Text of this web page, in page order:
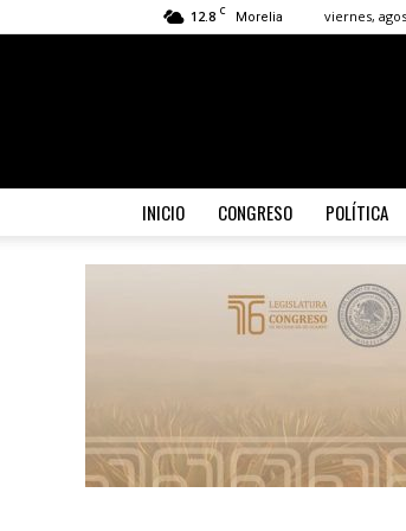
12.8 C Morelia viernes,
INICIO CONGRESO POLÍTICA